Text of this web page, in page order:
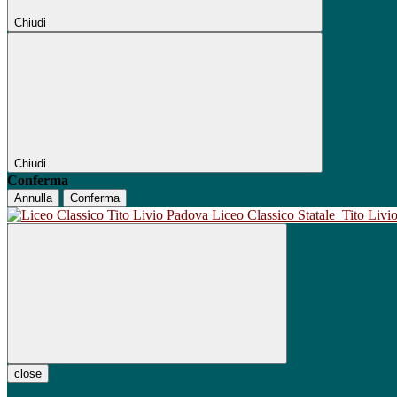
Chiudi
Chiudi
Conferma
Annulla Conferma
Liceo Classico Statale Tito Livio
close